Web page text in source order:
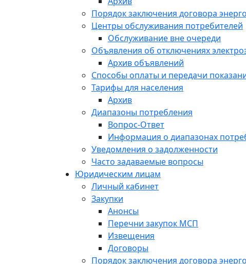
Порядок заключения договора
Центры обслуживания потребителей
Обслуживание вне очереди
Объявления об отключениях
Архив объявлений
Способы оплаты и передачи
Тарифы для населения
Архив
Диапазоны потребления
Вопрос-Ответ
Информация о диапазонах
Уведомления о задолженности
Часто задаваемые вопросы
Юридическим лицам
Личный кабинет
Закупки
Анонсы
Перечни закупок МСП
Извещения
Договоры
Порядок заключения договора